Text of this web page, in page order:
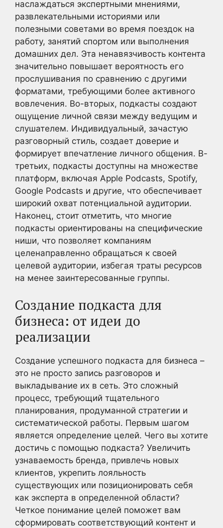
наслаждаться экспертными мнениями,
развлекательными историями или
полезными советами во время поездок на
работу, занятий спортом или выполнения
домашних дел. Эта ненавязчивость контента
значительно повышает вероятность его
прослушивания по сравнению с другими
форматами, требующими более активного
вовлечения. Во-вторых, подкасты создают
ощущение личной связи между ведущим и
слушателем. Индивидуальный, зачастую
разговорный стиль, создает доверие и
формирует впечатление личного общения. В-
третьих, подкасты доступны на множестве
платформ, включая Apple Podcasts, Spotify,
Google Podcasts и другие, что обеспечивает
широкий охват потенциальной аудитории.
Наконец, стоит отметить, что многие
подкасты ориентированы на специфические
ниши, что позволяет компаниям
целенаправленно обращаться к своей
целевой аудитории, избегая траты ресурсов
на менее заинтересованные группы.
Создание подкаста для
бизнеса: от идеи до
реализации
Создание успешного подкаста для бизнеса –
это не просто запись разговоров и
выкладывание их в сеть. Это сложный
процесс, требующий тщательного
планирования, продуманной стратегии и
систематической работы. Первым шагом
является определение целей. Чего вы хотите
достичь с помощью подкаста? Увеличить
узнаваемость бренда, привлечь новых
клиентов, укрепить лояльность
существующих или позиционировать себя
как эксперта в определенной области?
Четкое понимание целей поможет вам
сформировать соответствующий контент и